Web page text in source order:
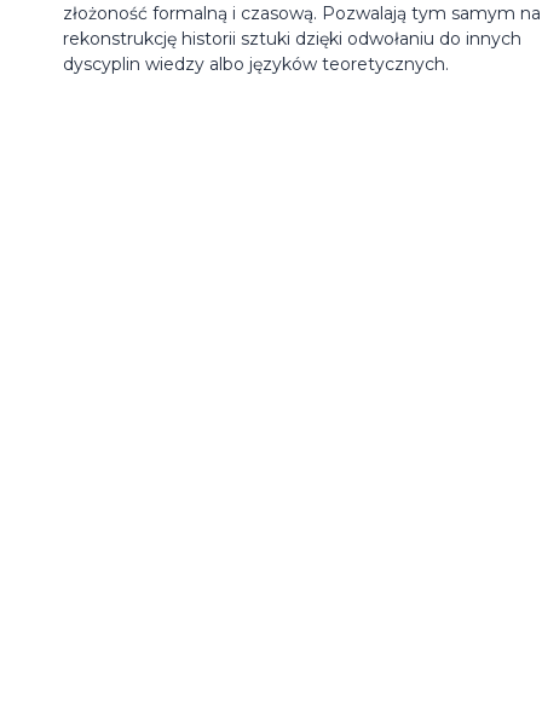
złożoność formalną i czasową. Pozwalają tym samym na
rekonstrukcję historii sztuki dzięki odwołaniu do innych
dyscyplin wiedzy albo języków teoretycznych.